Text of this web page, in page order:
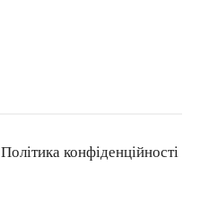
Політика конфіденційності